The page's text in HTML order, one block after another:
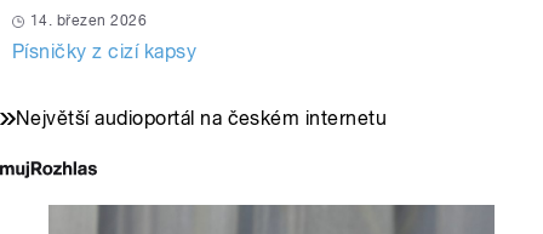
14. březen 2026
Písničky z cizí kapsy
Největší audioportál na českém internetu